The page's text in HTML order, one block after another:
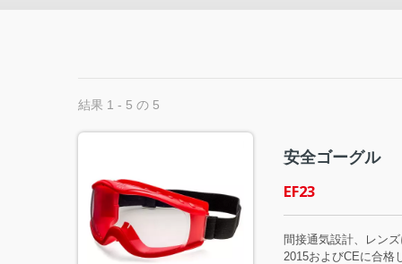
結果 1 - 5 の 5
安全ゴーグル
EF23
間接通気設計、レン
2015およびCEに合格